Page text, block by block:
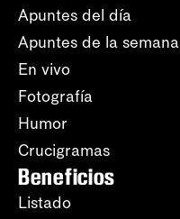
Apuntes del día
Apuntes de la semana
En vivo
Fotografía
Humor
Crucigramas
Beneficios
Listado